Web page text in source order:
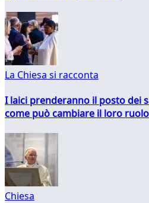
La Chiesa si racconta
I laici prenderanno il posto dei
come può cambiare il loro ruolo
Chiesa